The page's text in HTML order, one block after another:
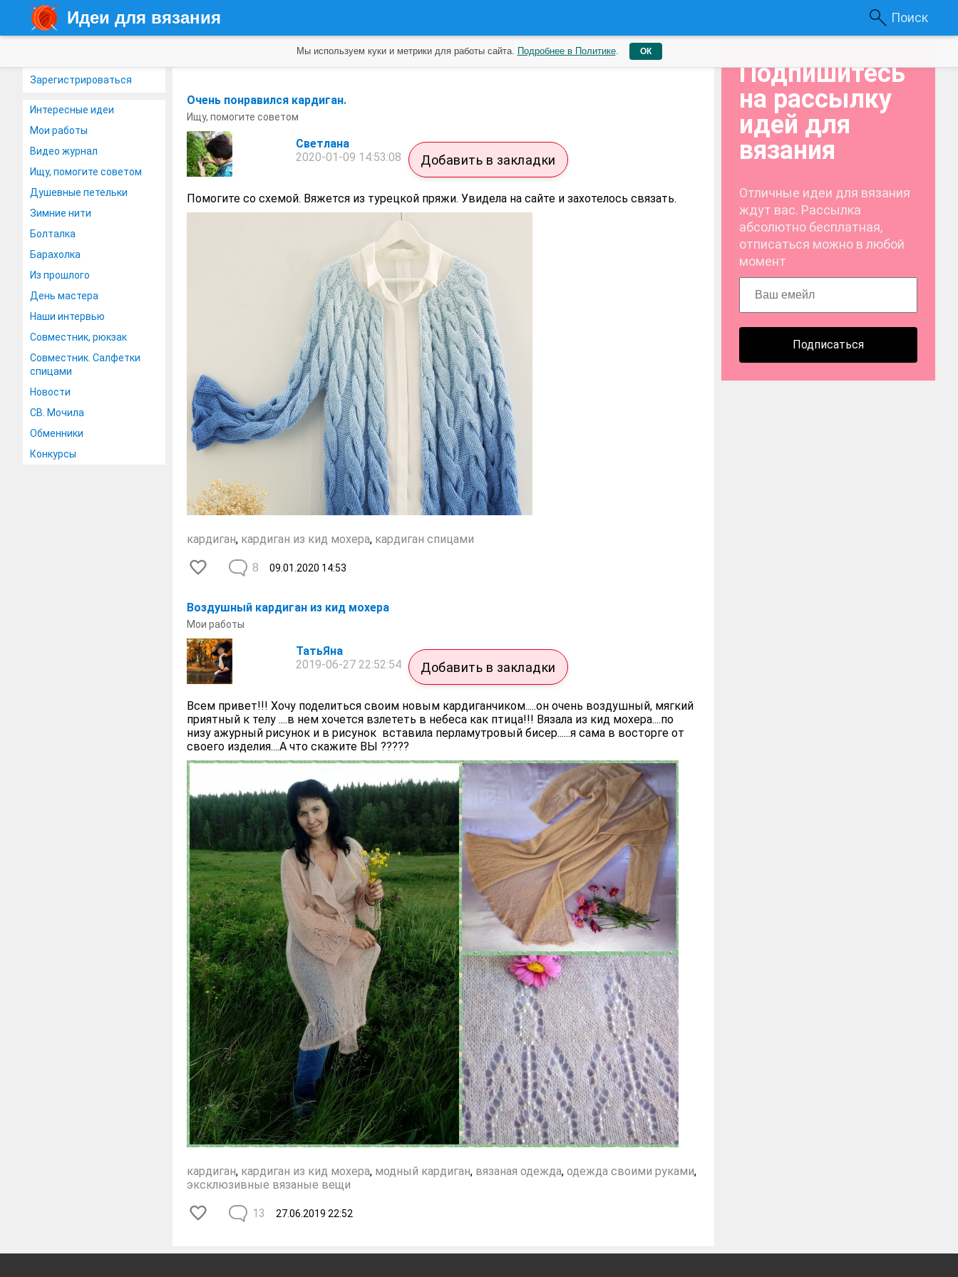
Идеи для вязания Поиск
Зарегистрироваться
Интересные идеи
Мои работы
Видео журнал
Ищу, помогите советом
Душевные петельки
Зимние нити
Болталка
Барахолка
Из прошлого
День мастера
Наши интервью
Совместник, рюкзак
Совместник. Салфетки
спицами
Новости
СВ. Мочила
Обменники
Конкурсы
Очень понравился кардиган.
Ищу, помогите советом
Светлана
2020-01-09 14:53:08
Добавить в закладки
Помогите со схемой. Вяжется из турецкой пряжи. Увидела на сайте и захотелось связать.
кардиган, кардиган из кид мохера, кардиган спицами
09.01.2020 14:53
8
Воздушный кардиган из кид мохера
Мои работы
ТатьЯна
2019-06-27 22:52:54
Добавить в закладки
Всем привет!!! Хочу поделиться своим новым кардиганчиком.....он очень воздушный, мягкий
приятный к телу ....в нем хочется взлететь в небеса как птица!!! Вязала из кид мохера....по
низу ажурный рисунок и в рисунок вставила перламутровый бисер......я сама в восторге от
своего изделия....А что скажите ВЫ ?????
кардиган, кардиган из кид мохера, модный кардиган, вязаная одежда, одежда своими руками,
эксклюзивные вязаные вещи
27.06.2019 22:52
13
Подпишитесь
на рассылку
идей для
вязания
Отличные идеи для вязания
ждут вас. Рассылка
абсолютно бесплатная,
отписаться можно в любой
момент
Подписаться
Мы используем куки и метрики для работы сайта. Подробнее в Политике. ОК